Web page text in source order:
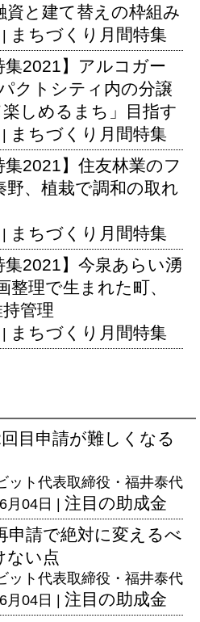
資と建て替えの枠組み
まちづくり月間特集
集2021】アルコガー
クトシティ内の分譲
しめるまち」目指す
まちづくり月間特集
集2021】住友林業のフ
、植栽で調和の取れ
まちづくり月間特集
集2021】今泉あらい湧
整理で生まれた町、
管理
まちづくり月間特集
目申請が難しくなる
ット代表取締役・福井泰代
月04日 | 注目の助成金
申請で絶対に変えるべ
ない点
ット代表取締役・福井泰代
月04日 | 注目の助成金